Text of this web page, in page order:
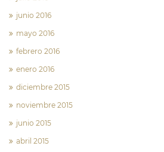
junio 2016
mayo 2016
febrero 2016
enero 2016
diciembre 2015
noviembre 2015
junio 2015
abril 2015